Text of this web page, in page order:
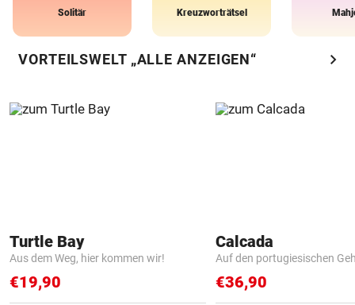
Solitär Kreuzworträtsel
VORTEILSWELT „ALLE ANZEIGEN“ chevron_right
Turtle Bay
Aus dem Weg, hier kommen wir!
€19,90
Calcada
Auf den portugiesischen
€36,90